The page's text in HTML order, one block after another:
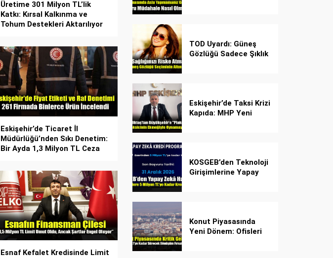
Üretime 301 Milyon TL’lik
Katkı: Kırsal Kalkınma ve
Tohum Destekleri Aktarılıyor
Eskişehir’de Ticaret İl
Müdürlüğü’nden Sıkı Denetim:
Bir Ayda 1,3 Milyon TL Ceza
Esnaf Kefalet Kredisinde Limit
TOD Uyardı: Güneş
Gözlüğü Sadece Şıklık
Eskişehir’de Taksi Krizi
Kapıda: MHP Yeni
KOSGEB’den Teknoloji
Girişimlerine Yapay
Konut Piyasasında
Yeni Dönem: Ofisleri